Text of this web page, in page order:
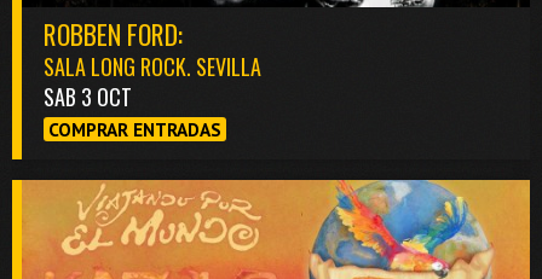
ROBBEN FORD:
SALA LONG ROCK. SEVILLA
SAB 3 OCT
COMPRAR ENTRADAS